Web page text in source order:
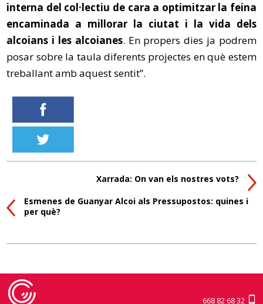
interna del col·lectiu de cara a optimitzar la feina
encaminada a millorar la ciutat i la vida dels
alcoians i les alcoianes. En propers dies ja podrem
posar sobre la taula diferents projectes en què estem
treballant amb aquest sentit”.
Xarrada: On van els nostres vots?
Esmenes de Guanyar Alcoi als Pressupostos: quines i
per què?
668 82 68 32